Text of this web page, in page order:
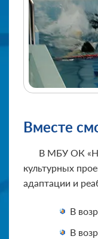
Вместе
В МБУ ОК
культурных
адаптации и
В
В